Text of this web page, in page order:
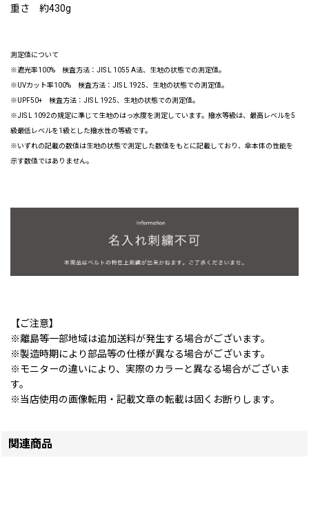
重さ 約430g
測定値について
※遮光率100% 検査方法：JIS L 1055 A法、生地の状態での測定値。
※UVカット率100% 検査方法：JIS L 1925、生地の状態での測定値。
※UPF50+ 検査方法：JIS L 1925、生地の状態での測定値。
※JIS L 1092の規定に準じて生地のはっ水度を測定しています。撥水等級は、最高レベルを5
級最低レベルを1級とした撥水性の等級です。
※いずれの記載の数値は生地の状態で測定した数値をもとに記載しており、傘本体の性能を
示す数値ではありません。
【ご注意】
※離島等一部地域は追加送料が発生する場合がございます。
※製造時期により部品等の仕様が異なる場合がございます。
※モニターの違いにより、実際のカラーと異なる場合がございま
す。
※当店使用の画像転用・記載文章の転載は固くお断りします。
関連商品